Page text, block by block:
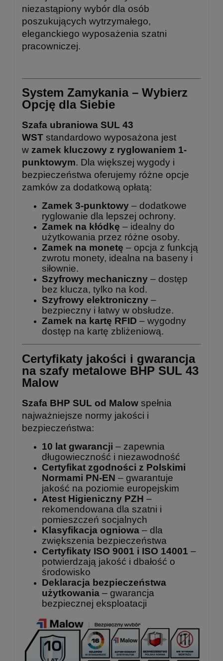
niezastąpiony wybór dla osób
poszukujących wytrzymałego,
eleganckiego wyposażenia szatni
pracowniczej.
System Zamykania – Wybierz
Opcję dla Siebie
Szafa ubraniowa SUL 43
WST standardowo wyposażona jest
w zamek kluczowy z ryglowaniem 1-
punktowym. Dla większej wygody i
bezpieczeństwa oferujemy różne opcje
zamków za dodatkową opłatą:
Zamek 3-punktowy – dodatkowe
ryglowanie dla lepszej ochrony.
Zamek na kłódkę – idealny do
użytkowania przez różne osoby.
Zamek na monetę – opcja z funkcją
zwrotu monety, idealna na baseny i
siłownie.
Szyfrowy mechaniczny – dostęp
bez klucza, tylko na kod.
Szyfrowy elektroniczny –
bezpieczny i łatwy w obsłudze.
Zamek na kartę RFID – wygodny
dostęp na kartę zbliżeniową.
Certyfikaty jakości i gwarancja
na szafy metalowe BHP SUL 43
Malow
Szafa BHP SUL od Malow spełnia
najważniejsze normy jakości i
bezpieczeństwa:
10 lat gwarancji – zapewnia
długowieczność i niezawodność
Certyfikat zgodności z Polskimi
Normami PN-EN – gwarantuje
jakość na poziomie europejskim
Atest Higieniczny PZH –
rekomendowana dla szatni i
pomieszczeń socjalnych
Klasyfikacja ogniowa – dla
zwiększenia bezpieczeństwa
Certyfikaty ISO 9001 i ISO 14001 –
potwierdzają jakość i dbałość o
środowisko
Deklaracja bezpieczeństwa
użytkowania – gwarancja
bezpiecznej eksploatacji